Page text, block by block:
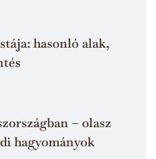
hasonló alak,
– olasz
hagyományok